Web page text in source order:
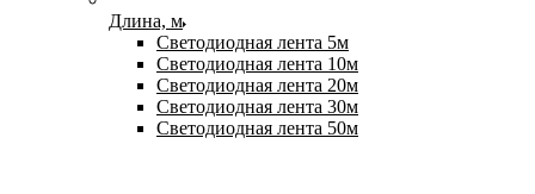
Длина, м
Светодиодная лента 5м
Светодиодная лента 10м
Светодиодная лента 20м
Светодиодная лента 30м
Светодиодная лента 50м